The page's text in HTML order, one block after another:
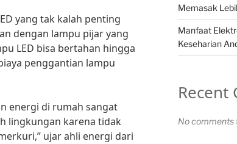
yang tak kalah penting
dengan lampu pijar yang
LED bisa bertahan hingga
penggantian lampu
energi di rumah sangat
lingkungan karena tidak
ujar ahli energi dari
Memasak
Manfaat
Keseharian
Recent
No comments